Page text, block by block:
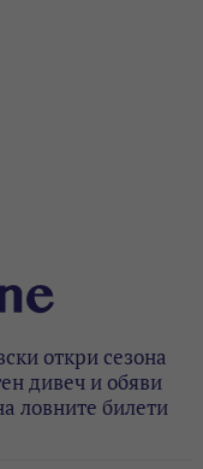
откри сезона
дивеч и обяви
ловните билети